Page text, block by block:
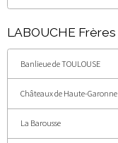
LABOUCHE Frères
Banlieue de TOULOUSE
Châteaux de Haute-Garonne
La Barousse